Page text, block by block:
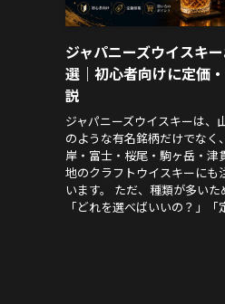
ジャパニーズウイスキ
選｜初心者向けに定価
説
ジャパニーズウイスキーは、
のような有名銘柄だけでなく
岸・富士・桜尾・駒ヶ岳・津
地のクラフトウイスキーにも
います。 ただ、種類が多い
「どれを選べばいいの？」「